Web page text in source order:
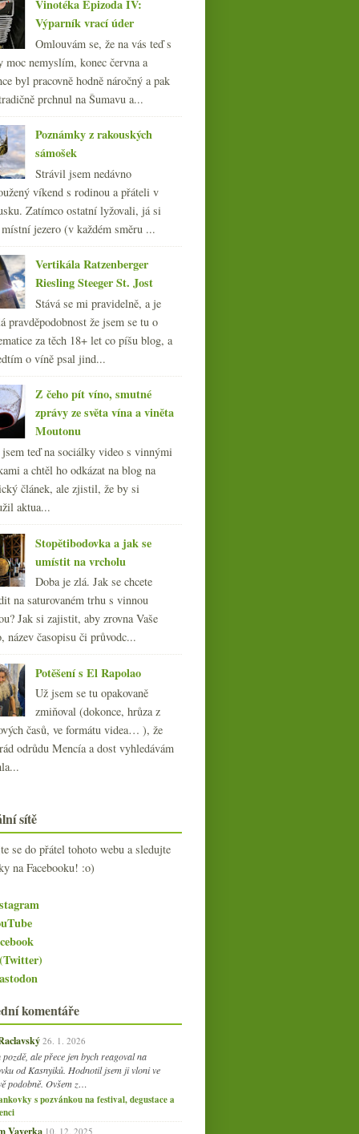
Vinotéka Epizoda IV:
Výparník vrací úder
Omlouvám se, že na vás teď s
moc nemyslím, konec června a
byl pracovně hodně náročný a pak
prchnul na Šumavu a...
Poznámky z rakouských
sámošek
Strávil jsem nedávno
víkend s rodinou a přáteli v
Zatímco ostatní lyžovali, já si
jezero (v každém směru ...
Vertikála Ratzenberger
Riesling Steeger St. Jost
Stává se mi pravidelně, a je
pravděpodobnost že jsem se tu o
za těch 18+ let co píšu blog, a
o víně psal jind...
Z čeho pít víno, smutné
zprávy ze světa vína a viněta
Moutonu
teď na sociálky video s vinnými
a chtěl ho odkázat na blog na
článek, ale zjistil, že by si
aktua...
Stopětibodovka a jak se
umístit na vrcholu
Doba je zlá. Jak se chcete
na saturovaném trhu s vinnou
Jak si zajistit, aby zrovna Vaše
název časopisu či průvodc...
Potěšení s El Rapolao
Už jsem se tu opakovaně
zmiňoval (dokonce, hrůza z
časů, ve formátu videa… ), že
odrůdu Mencía a dost vyhledávám
sítě
se do přátel tohoto webu a sledujte
na Facebooku! :o)
komentáře
26. 1. 2026
ale přece jen bych reagoval na
od Kasnyiků. Hodnotil jsem ji vloni ve
podobně. Ovšem z…
s pozvánkou na festival, degustace a
Vaverka 10. 12. 2025